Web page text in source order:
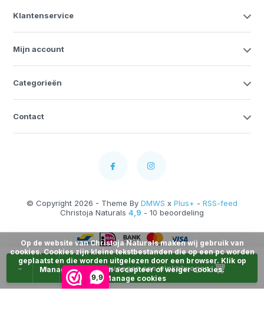
9,9
+
- Toevoegen aan winkelwagen
Klantenservice
Mijn account
Categorieën
Contact
© Copyright 2026 - Theme By DMWS x Plus+ - RSS-feed
Christoja Naturals 4,9 - 10 beoordeling
Op de website van Christoja Naturals maken wij gebruik van
cookies. Cookies zijn kleine tekstbestanden die op een pc worden
geplaatst en die worden uitgelezen door een browser. Klik op
Manage Cookies en accepteer of weiger cookies.
Manage cookies